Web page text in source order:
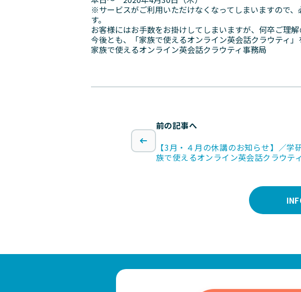
※サービスがご利用いただけなくなってしまいますので
す。
お客様にはお手数をお掛けしてしまいますが、何卒ご理解
今後とも、「家族で使えるオンライン英会話クラウティ」
家族で使えるオンライン英会話クラウティ事務局
前の記事へ
【3月・４月の休講のお知らせ】／学
族で使えるオンライン英会話クラウティ